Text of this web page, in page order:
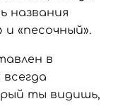
названия
и «песочный».
в
ты видишь,